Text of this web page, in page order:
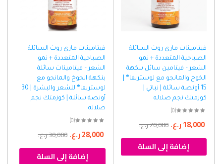
فيتامينات ماري روث السائلة
الصباحية المتعددة + نمو
الشعر – فيتامين سائل بنكهة
الخوخ والمانجو مع لوستريفا® |
15 أونصة سائلة | نباتي |
كوزمتك نجم صلاله
(0)
20,000ر.ع. 18,000ر.ع.
إضافة إلى السلة
فيتامينات ماري روث السائلة
الصباحية المتعددة + نمو
الشعر – فيتامينات سائلة
بنكهة الخوخ والمانجو مع
لوستريفا® للشعر والبشرة | 30
أونصة سائلة | كوزمتك نجم
صلاله
(0)
30,000ر.ع. 28,000ر.ع.
إضافة إلى السلة